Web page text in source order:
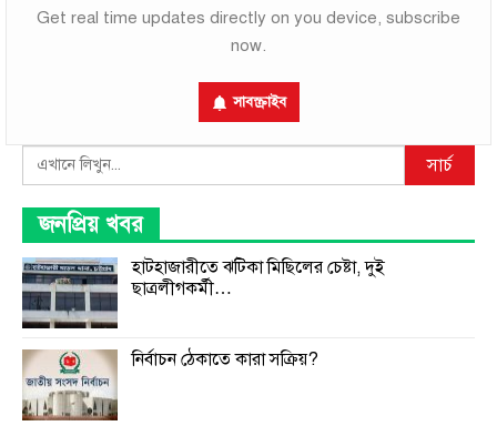
Get real time updates directly on you device, subscribe
now.
সাবস্ক্রাইব
Search সার্চ
জনপ্রিয় খবর
হাটহাজারীতে ঝটিকা মিছিলের চেষ্টা, দুই
ছাত্রলীগকর্মী…
নির্বাচন ঠেকাতে কারা সক্রিয়?